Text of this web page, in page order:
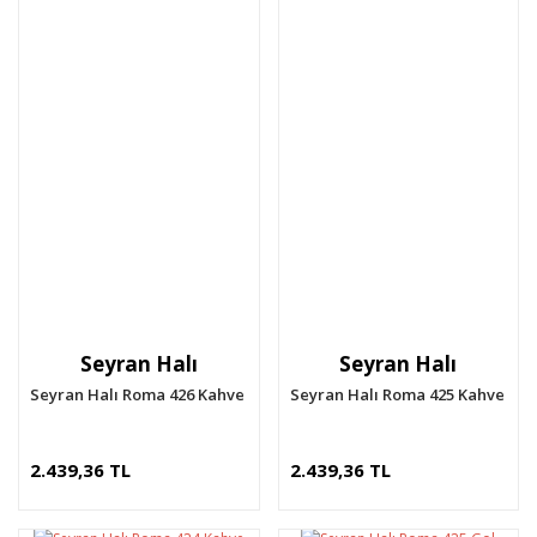
Seyran Halı
Seyran Halı Roma 426 Kahve
2.439,36 TL
Seyran Halı
Seyran Halı Roma 425 Kahve
2.439,36 TL